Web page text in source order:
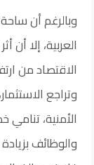
وبالرغم أن
العربية، إلا أن
الاقتصاد من
وتراجع
الأمنية،
والوظائف